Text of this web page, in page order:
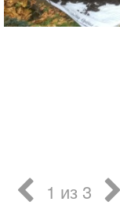
1 из 3